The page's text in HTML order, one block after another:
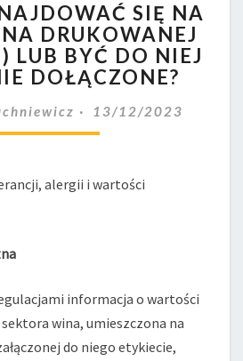
MUSI
ZNAJDOWAĆ
SIĘ
NA
BUTELCE
(NA
DRUKOWANEJ
BYĆ
SIĘ NA
DRUKOWANEJ
LUB BYĆ DO NIEJ
DOŁĄCZONE?
13/12/2023
alergii i wartości
informacja o wartości
wina, umieszczona na
do niego etykiecie,